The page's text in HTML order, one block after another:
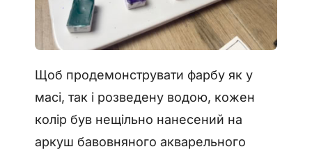
Щоб продемонструвати фарбу як у
масі, так і розведену водою, кожен
колір був нещільно нанесений на
аркуш бавовняного акварельного